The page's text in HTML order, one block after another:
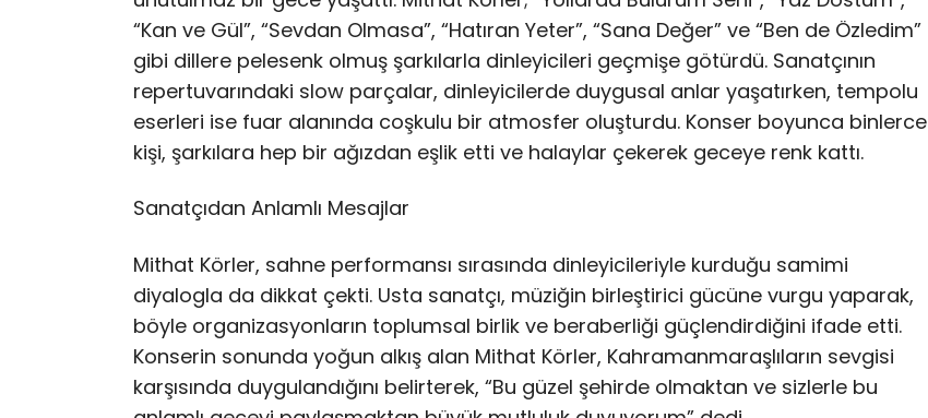
“Kan ve Gül”, “Sevdan Olmasa”, “Hatıran Yeter”, “Sana Değer” ve “Ben de Özledim”
gibi dillere pelesenk olmuş şarkılarla dinleyicileri geçmişe götürdü. Sanatçının
repertuvarındaki slow parçalar, dinleyicilerde duygusal anlar yaşatırken, tempolu
eserleri ise fuar alanında coşkulu bir atmosfer oluşturdu. Konser boyunca binlerce
kişi, şarkılara hep bir ağızdan eşlik etti ve halaylar çekerek geceye renk kattı.
Sanatçıdan Anlamlı Mesajlar
Mithat Körler, sahne performansı sırasında dinleyicileriyle kurduğu samimi
diyalogla da dikkat çekti. Usta sanatçı, müziğin birleştirici gücüne vurgu yaparak,
böyle organizasyonların toplumsal birlik ve beraberliği güçlendirdiğini ifade etti.
Konserin sonunda yoğun alkış alan Mithat Körler, Kahramanmaraşlıların sevgisi
karşısında duygulandığını belirterek, “Bu güzel şehirde olmaktan ve sizlerle bu